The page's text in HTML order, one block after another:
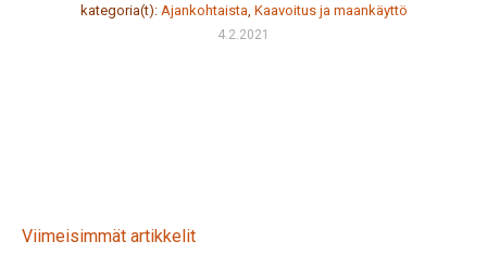
kategoria(t): Ajankohtaista, Kaavoitus ja maankäyttö
4.2.2021
Viimeisimmät artikkelit